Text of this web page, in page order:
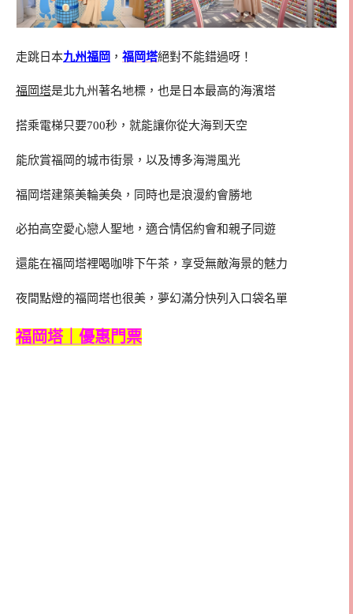
走跳日本九州福岡 ， 福岡塔絕對不能錯過呀！
福岡塔是北九州著名地標，也是日本最高的海濱塔
搭乘電梯只要700秒，就能讓你從大海到天空
能欣賞福岡的城市街景，以及博多海灣風光
福岡塔建築美輪美奐，同時也是浪漫約會勝地
必拍高空愛心戀人聖地，適合情侶約會和親子同遊
還能在福岡塔裡喝咖啡下午茶，享受無敵海景的魅力
夜間點燈的福岡塔也很美，夢幻滿分快列入口袋名單
福岡塔｜優惠門票